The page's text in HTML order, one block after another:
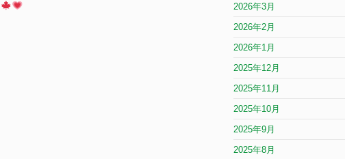
2026年3月
2026年2月
2026年1月
2025年12月
2025年11月
2025年10月
2025年9月
2025年8月